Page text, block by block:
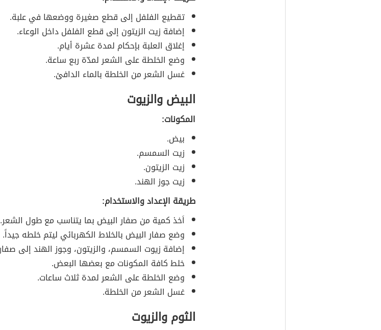
تقطيع الفلفل إلى قطع صغيرة ووضعها في علبة.
إضافة زيت الزيتون إلى قطع الفلفل داخل الوعاء.
إغلاق العلبة بإحكام لمدة عشرة أيام.
وضع الخلطة على الشعر لمدّة ربع ساعة.
غسل الشعر من الخلطة بالماء الدافئ.
البيض والزيوت
المكونات:
بيض.
زيت السمسم.
زيت الزيتون.
زيت جوز الهند.
طريقة الإعداد والاستخدام:
اَخذ كمية من صفار البيض بما يتناسب مع طول الشعر.
وضع صفار البيض بالخلاط الكهربائي ليتم خلطه جيداً.
إضافة زيوت السمسم، والزيتون، وجوز الهند إلى
خلط كافة المكونات مع بعضها البعض.
وضع الخلطة على الشعر لمدة ثلاث ساعات.
غسل الشعر من الخلطة.
الثوم والزيوت